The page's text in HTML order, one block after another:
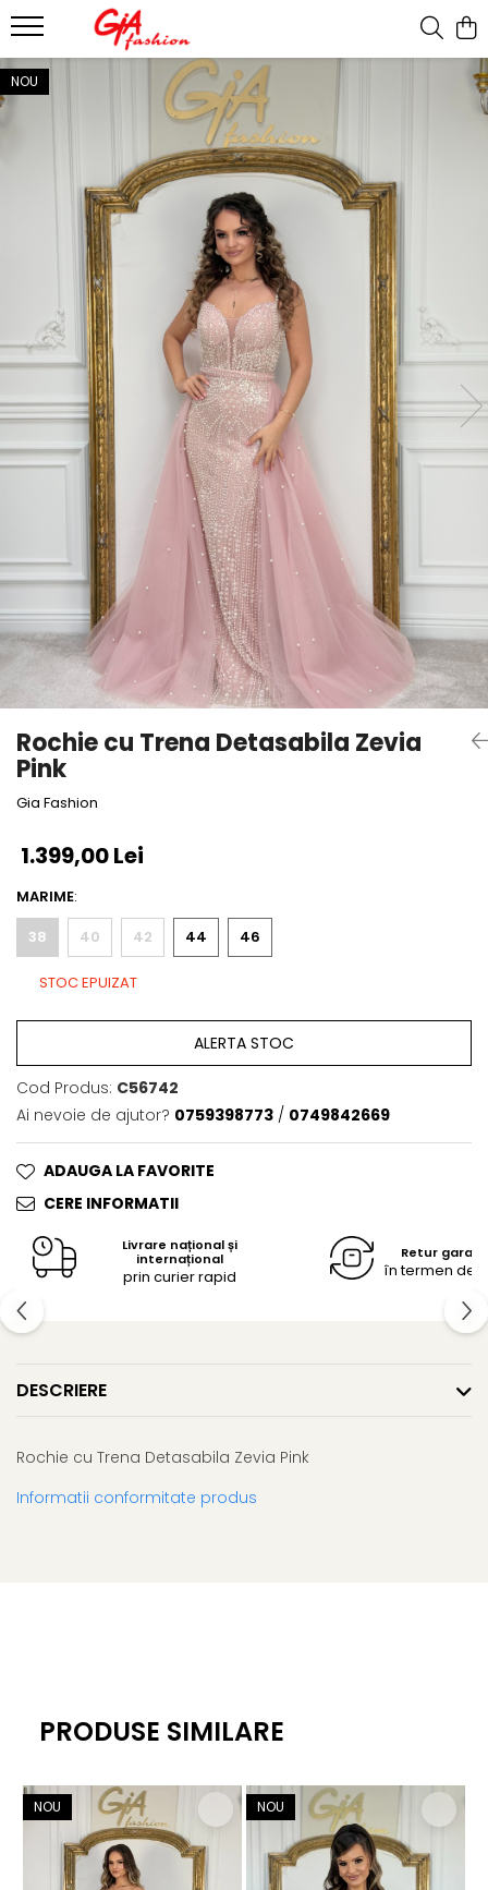
Produsele noastre
Bride to be
Rochii elegante
Rochii lungi
Compleuri
Compleuri sport
Compleuri elegante
Geci
Accesorii
Incaltaminte
Pantaloni
Blanuri
Veste
Paltoane
Sacouri
Traditional
NOU
Rochie cu Trena Detasabila Zevia
Pink
Gia Fashion
1.399,00 Lei
MARIME:
38
40 42 44 46
STOC EPUIZAT
ALERTA STOC
Cod Produs: C56742
Ai nevoie de ajutor? 0759398773 / 0749842669
ADAUGA LA FAVORITE
CERE INFORMATII
Livrare național și
internațional
prin curier rapid
Retur
în termen de
DESCRIERE
Rochie cu Trena Detasabila Zevia Pink
Informatii conformitate produs
PRODUSE SIMILARE
NOU NOU